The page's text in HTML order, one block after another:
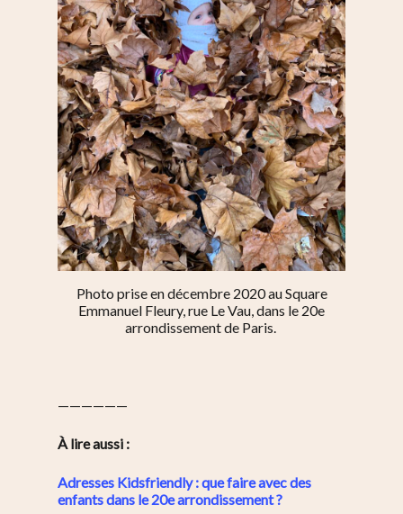
Photo prise en décembre 2020 au Square
Emmanuel Fleury, rue Le Vau, dans le 20e
arrondissement de Paris.
——————
À lire aussi :
Adresses Kidsfriendly : que faire avec des
enfants dans le 20e arrondissement ?